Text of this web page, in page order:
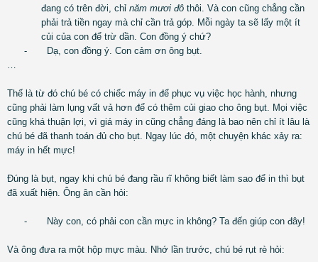
đang có trên đời, chỉ năm mươi đô thôi. Và con cũng chẳng cần
phải trả tiền ngay mà chỉ cần trả góp. Mỗi ngày ta sẽ lấy một ít
củi của con để trừ dần. Con đồng ý chứ?
-
Dạ, con đồng ý. Con cảm ơn ông bụt.
Thế là từ đó chú bé có chiếc máy in để phục vụ việc học hành, nhưng
cũng phải làm lụng vất vả hơn để có thêm củi giao cho ông bụt. Mọi việc
cũng khá thuận lợi, vì giá máy in cũng chẳng đáng là bao nên chỉ ít lâu là
chú bé đã thanh toán đủ cho bụt. Ngay lúc đó, một chuyện khác xảy ra:
máy in hết mực!
Đúng là bụt, ngay khi chú bé đang rầu rĩ không biết làm sao để in thì bụt
đã xuất hiện. Ông ân cần hỏi:
- Này con, có phải con cần mực in không? Ta đến giúp con đây!
Và ông đưa ra một hộp mực màu. Nhớ lần trước, chú bé rụt rè hỏi: